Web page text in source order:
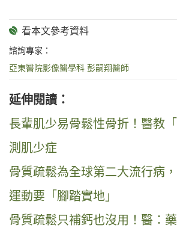
諮詢專家：
亞東醫院影像醫學科 彭嗣翔醫師
延伸閱讀：
長輩肌少易骨鬆性骨折！醫教
測肌少症
骨質疏鬆為全球第二大流行病
運動要「腳踏實地」
骨質疏鬆只補鈣也沒用！醫：